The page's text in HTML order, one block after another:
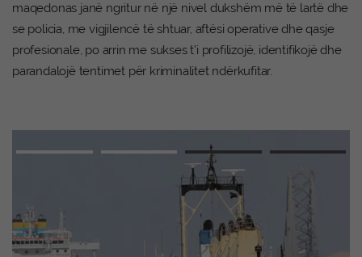
maqedonas janë ngritur në një nivel dukshëm më të lartë dhe
se policia, me vigjilencë të shtuar, aftësi operative dhe qasje
profesionale, po arrin me sukses t’i profilizojë, identifikojë dhe
parandalojë tentimet për kriminalitet ndërkufitar.
Advertisement